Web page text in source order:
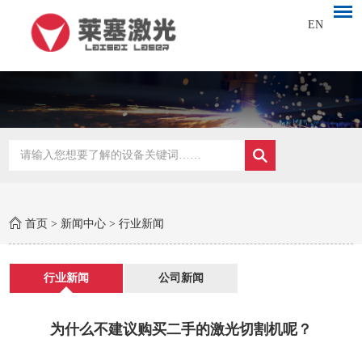
EN
首页 > 新闻中心 >行业新闻
行业新闻 公司新闻
为什么不建议购买二手的激光切割机呢？